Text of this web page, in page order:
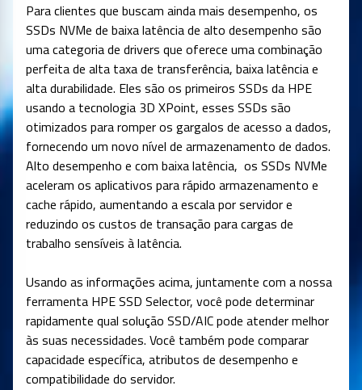
Para clientes que buscam ainda mais desempenho, os
SSDs NVMe de baixa latência de alto desempenho são
uma categoria de drivers que oferece uma combinação
perfeita de alta taxa de transferência, baixa latência e
alta durabilidade. Eles são os primeiros SSDs da HPE
usando a tecnologia 3D XPoint, esses SSDs são
otimizados para romper os gargalos de acesso a dados,
fornecendo um novo nível de armazenamento de dados.
Alto desempenho e com baixa latência, os SSDs NVMe
aceleram os aplicativos para rápido armazenamento e
cache rápido, aumentando a escala por servidor e
reduzindo os custos de transação para cargas de
trabalho sensíveis à latência.
Usando as informações acima, juntamente com a nossa
ferramenta HPE SSD Selector, você pode determinar
rapidamente qual solução SSD/AIC pode atender melhor
às suas necessidades. Você também pode comparar
capacidade específica, atributos de desempenho e
compatibilidade do servidor.